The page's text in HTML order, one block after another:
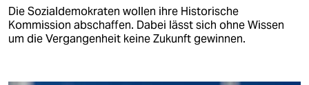
Die Sozialdemokraten wollen ihre Historische
Kommission abschaffen. Dabei lässt sich ohne Wissen
um die Vergangenheit keine Zukunft gewinnen.